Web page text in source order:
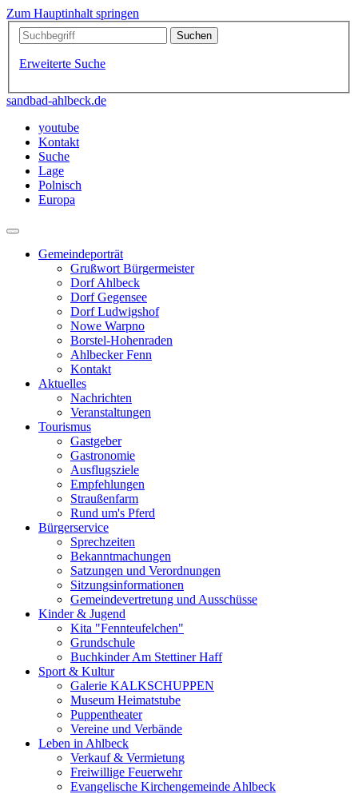
Zum Hauptinhalt springen
Erweiterte Suche
sandbad-ahlbeck.de
youtube
Kontakt
Suche
Lage
Polnisch
Europa
Gemeindeporträt
Grußwort Bürgermeister
Dorf Ahlbeck
Dorf Gegensee
Dorf Ludwigshof
Nowe Warpno
Borstel-Hohenraden
Ahlbecker Fenn
Kontakt
Aktuelles
Nachrichten
Veranstaltungen
Tourismus
Gastgeber
Gastronomie
Ausflugsziele
Empfehlungen
Straußenfarm
Rund um's Pferd
Bürgerservice
Sprechzeiten
Bekanntmachungen
Satzungen und Verordnungen
Sitzungsinformationen
Gemeindevertretung und Ausschüsse
Kinder & Jugend
Kita "Fennteufelchen"
Grundschule
Buchkinder Am Stettiner Haff
Sport & Kultur
Galerie KALKSCHUPPEN
Museum Heimatstube
Puppentheater
Vereine und Verbände
Leben in Ahlbeck
Verkauf & Vermietung
Freiwillige Feuerwehr
Evangelische Kirchengemeinde Ahlbeck